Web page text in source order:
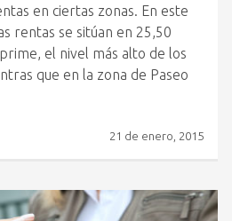
en ciertas zonas. En este
rentas se sitúan en 25,50
el nivel más alto de los
que en la zona de Paseo
21 de enero, 2015